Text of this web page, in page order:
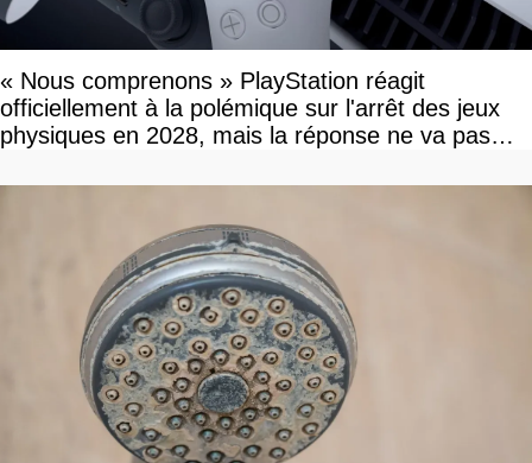
« Nous comprenons » PlayStation réagit
officiellement à la polémique sur l'arrêt des jeux
physiques en 2028, mais la réponse ne va pas